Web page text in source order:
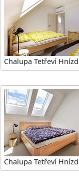
Chalupa Tetřeví
Chalupa Tetřeví